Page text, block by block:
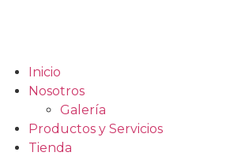
Inicio
Nosotros
Galería
Productos y Servicios
Tienda